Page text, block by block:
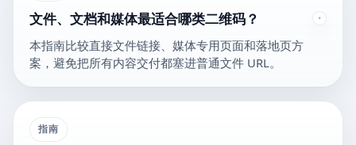
文件、文档和媒体最适合哪类二维码？
本指南比较直接文件链接、媒体专用页面和落地页方
案，避免把所有内容交付都塞进普通文件 URL。
指南